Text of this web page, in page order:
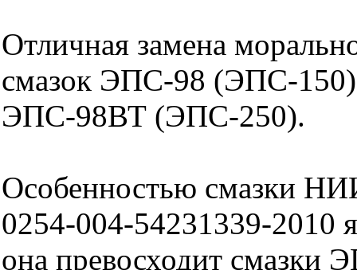
Отличная замена
смазок ЭПС-98 (ЭПС-
ЭПС-98ВТ (ЭПС-250).
Особенностью смазки
0254-004-54231339-2010
она превосходит смазки